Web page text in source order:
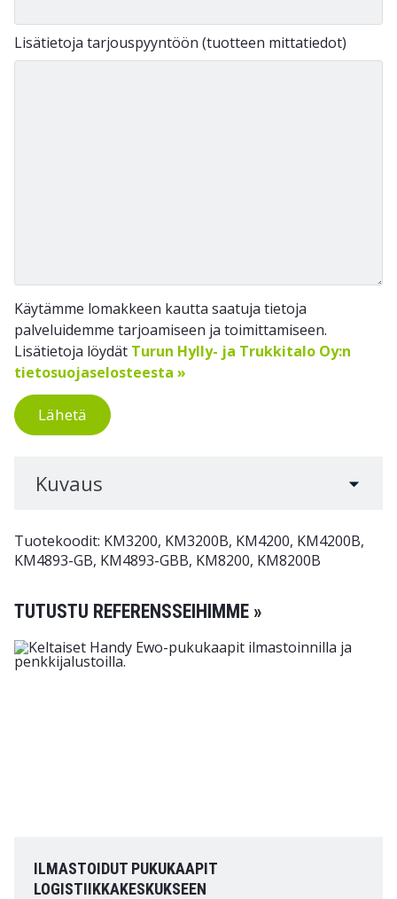
Lisätietoja tarjouspyyntöön (tuotteen mittatiedot)
Käytämme lomakkeen kautta saatuja tietoja
palveluidemme tarjoamiseen ja toimittamiseen.
Lisätietoja löydät Turun Hylly- ja Trukkitalo Oy:n
tietosuojaselosteesta »
Lähetä
Kuvaus
Tuotekoodit: KM3200, KM3200B, KM4200, KM4200B,
KM4893-GB, KM4893-GBB, KM8200, KM8200B
TUTUSTU REFERENSSEIHIMME »
ILMASTOIDUT PUKUKAAPIT
LOGISTIIKKAKESKUKSEEN